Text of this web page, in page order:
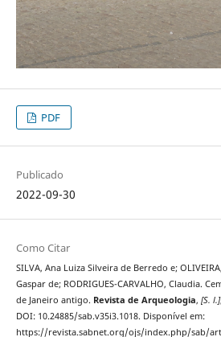
PDF
Publicado
2022-09-30
Como Citar
SILVA, Ana Luiza Silveira de Berredo e;
Gaspar de; RODRIGUES-CARVALHO, Claudia.
de Janeiro antigo. Revista de Arqueologia, [S. l.]
DOI: 10.24885/sab.v35i3.1018. Disponível em:
https://revista.sabnet.org/ojs/index.php/sab/